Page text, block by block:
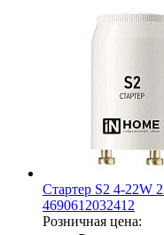
Стартер S2 4-22W
4690612032412
Розничная цена: